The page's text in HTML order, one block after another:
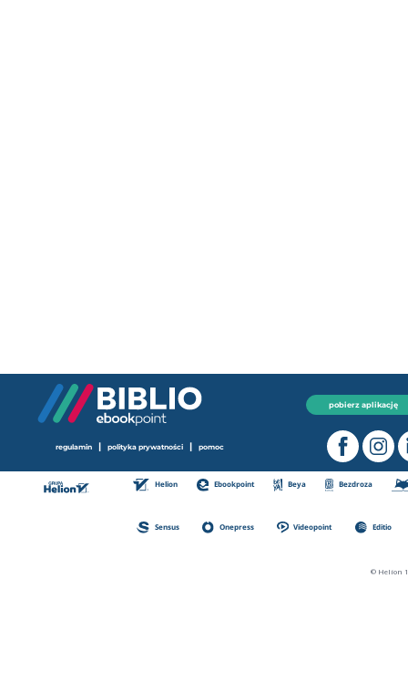
pobierz aplikację
regulamin | polityka prywatności | pomoc
Helion Ebookpoint Beya Bezdroza
Sensus Onepress Videopoint Editio
© Helion